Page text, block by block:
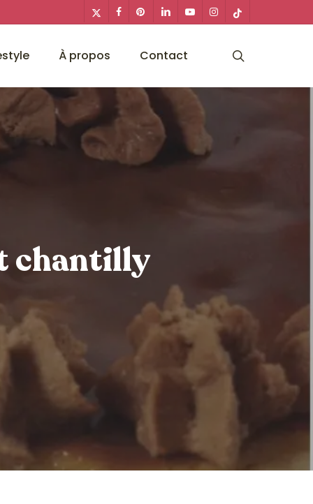
x-
twitter
facebookpinterestlinkedinyoutubeinstagram
tiktok
À propos Contact
chantilly